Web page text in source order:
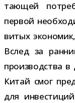
та­ю­щей
пер­вой
ви­тых
Вслед за
про­из­вод­ства в
Китай смог
для